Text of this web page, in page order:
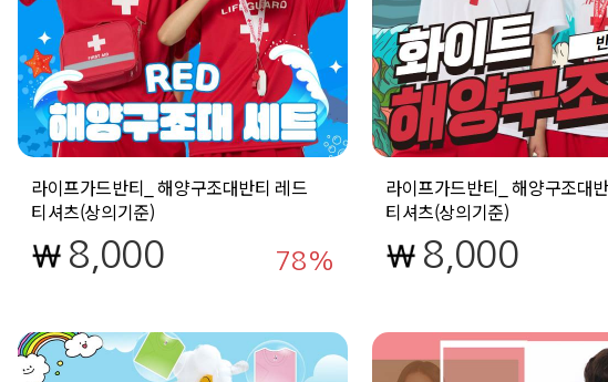
라이프가드반티_ 해양구조대반티 레드
티셔츠(상의기준)
8,000 78
라이프가드반티_ 해양구조대
티셔츠(상의기준)
8,000